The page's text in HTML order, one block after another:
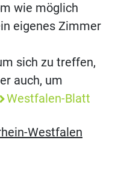
wie möglich
eigenes Zimmer
sich zu treffen,
auch, um
Westfalen-Blatt
Westfalen